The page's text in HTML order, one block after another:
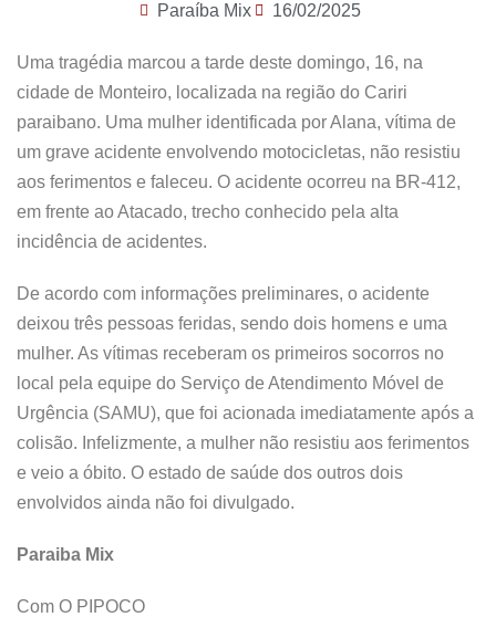
Paraíba Mix 16/02/2025
Uma tragédia marcou a tarde deste domingo, 16, na
cidade de Monteiro, localizada na região do Cariri
paraibano. Uma mulher identificada por Alana, vítima de
um grave acidente envolvendo motocicletas, não resistiu
aos ferimentos e faleceu. O acidente ocorreu na BR-412,
em frente ao Atacado, trecho conhecido pela alta
incidência de acidentes.
De acordo com informações preliminares, o acidente
deixou três pessoas feridas, sendo dois homens e uma
mulher. As vítimas receberam os primeiros socorros no
local pela equipe do Serviço de Atendimento Móvel de
Urgência (SAMU), que foi acionada imediatamente após a
colisão. Infelizmente, a mulher não resistiu aos ferimentos
e veio a óbito. O estado de saúde dos outros dois
envolvidos ainda não foi divulgado.
Paraiba Mix
Com O PIPOCO